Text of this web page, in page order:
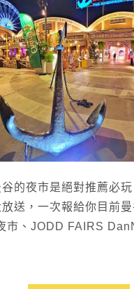
的夜市是絕對推薦必
送，一次報給你目前
、JODD FAIRS